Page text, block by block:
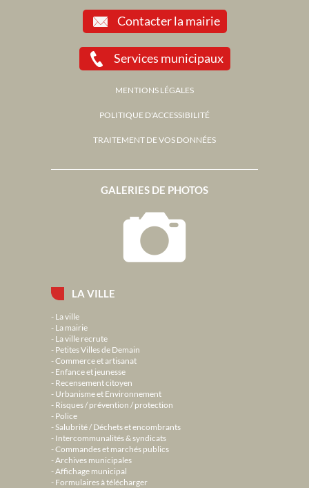
LA VILLE
La ville
La mairie
La ville recrute
Petites Villes de Demain
Commerce et artisanat
Enfance et jeunesse
Recensement citoyen
Urbanisme et Environnement
Risques / prévention / protection
Police
Salubrité / Déchets et encombrants
Intercommunalités & syndicats
Commandes et marchés publics
Archives municipales
Affichage municipal
Formulaires à télécharger
GALERIES DE PHOTOS
Contacter la mairie
Services municipaux
MENTIONS LÉGALES
POLITIQUE D'ACCESSIBILITÉ
TRAITEMENT DE VOS DONNÉES